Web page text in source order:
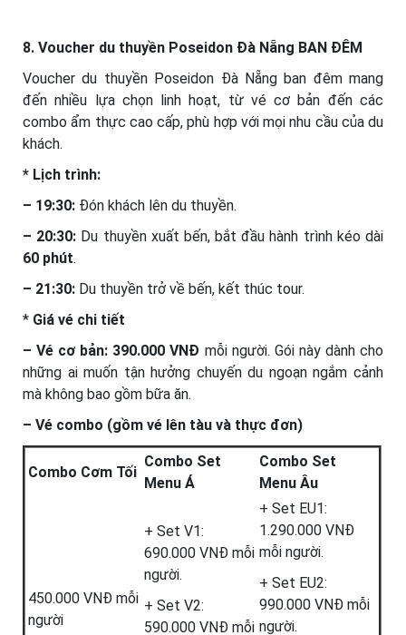
8. Voucher du thuyền Poseidon Đà Nẵng BAN ĐÊM
Voucher du thuyền Poseidon Đà Nẵng ban đêm mang
đến nhiều lựa chọn linh hoạt, từ vé cơ bản đến các
combo ẩm thực cao cấp, phù hợp với mọi nhu cầu của du
khách.
* Lịch trình:
– 19:30: Đón khách lên du thuyền.
– 20:30: Du thuyền xuất bến, bắt đầu hành trình kéo dài
60 phút.
– 21:30: Du thuyền trở về bến, kết thúc tour.
* Giá vé chi tiết
– Vé cơ bản: 390.000 VNĐ mỗi người. Gói này dành cho
những ai muốn tận hưởng chuyến du ngoạn ngắm cảnh
mà không bao gồm bữa ăn.
– Vé combo (gồm vé lên tàu và thực đơn)
Combo Cơm Tối
Combo Set
Menu Á
Combo Set
Menu Âu
450.000 VNĐ mỗi
người
+ Set V1:
690.000 VNĐ mỗi
người.
+ Set V2:
590.000 VNĐ mỗi
+ Set EU1:
1.290.000 VNĐ
mỗi người.
+ Set EU2:
990.000 VNĐ mỗi
người.